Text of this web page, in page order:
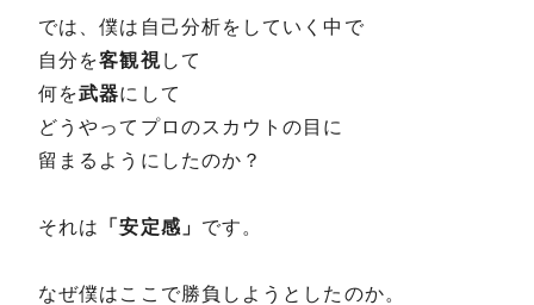
では、僕は自己分析をしていく中で
自分を客観視して
何を武器にして
どうやってプロのスカウトの目に
留まるようにしたのか？
それは 「安定感」 です。
なぜ僕はここで勝負しようとしたのか。